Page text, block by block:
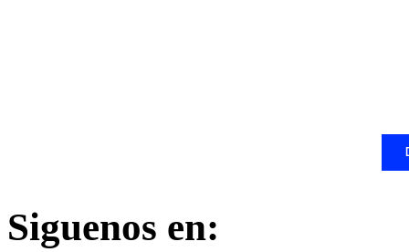
Siguenos en: